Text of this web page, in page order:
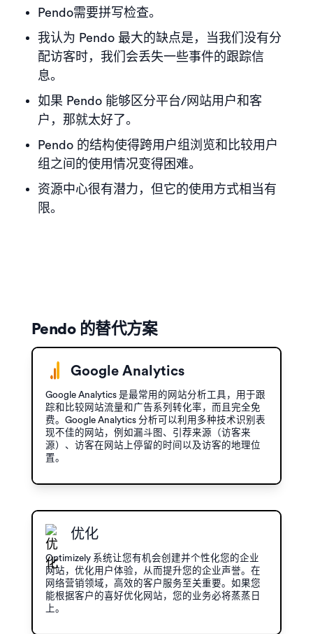
Pendo需要拼写检查。
我认为 Pendo 最大的缺点是，当我们没有分
配访客时，我们会丢失一些事件的跟踪信
息。
如果 Pendo 能够区分平台/网站用户和客
户，那就太好了。
Pendo 的结构使得跨用户组浏览和比较用户
组之间的使用情况变得困难。
资源中心很有潜力，但它的使用方式相当有
限。
Pendo 的替代方案
Google Analytics
Google Analytics 是最常用的网站分析工具，用于跟
踪和比较网站流量和广告系列转化率，而且完全免
费。Google Analytics 分析可以利用多种技术识别表
现不佳的网站，例如漏斗图、引荐来源（访客来
源）、访客在网站上停留的时间以及访客的地理位
置。
优化
Optimizely 系统让您有机会创建并个性化您的企业
网站，优化用户体验，从而提升您的企业声誉。在
网络营销领域，高效的客户服务至关重要。如果您
能根据客户的喜好优化网站，您的业务必将蒸蒸日
上。